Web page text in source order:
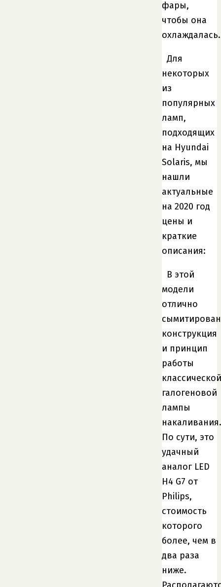
фары,
чтобы она
охлаждалась.
Для
некоторых
из
популярных
ламп,
подходящих
на Hyundai
Solaris, мы
нашли
актуальные
на 2020 год
цены и
краткие
описания:
В этой
модели
отлично
конструкция
и принцип
работы
классической
галогеновой
лампы
накаливания.
По сути, это
удачный
аналог LED
H4 G7 от
Philips,
стоимость
которого
более, чем в
два раза
ниже.